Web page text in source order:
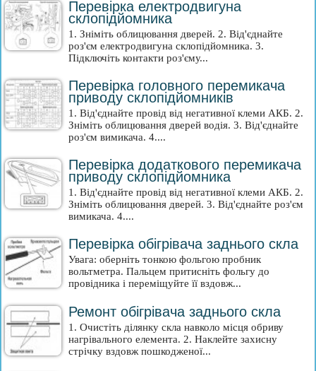
Перевірка електродвигуна
склопідйомника
1. Зніміть облицювання дверей. 2. Від'єднайте
роз'єм електродвигуна склопідйомника. 3.
Підключіть контакти роз'єму...
Перевірка головного перемикача
приводу склопідйомників
1. Від'єднайте провід від негативної клеми АКБ. 2.
Зніміть облицювання дверей водія. 3. Від'єднайте
роз'єм вимикача. 4....
Перевірка додаткового перемикача
приводу склопідйомника
1. Від'єднайте провід від негативної клеми АКБ. 2.
Зніміть облицювання дверей. 3. Від'єднайте роз'єм
вимикача. 4....
Перевірка обігрівача заднього скла
Увага: оберніть тонкою фольгою пробник
вольтметра. Пальцем притисніть фольгу до
провідника і переміщуйте її вздовж...
Ремонт обігрівача заднього скла
1. Очистіть ділянку скла навколо місця обриву
нагрівального елемента. 2. Наклейте захисну
стрічку вздовж пошкодженої...